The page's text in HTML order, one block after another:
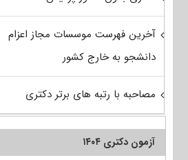
آخرین فهرست موسسات مجاز اعزام
دانشجو به خارج کشور
مصاحبه با رتبه های برتر دکتری
آزمون دکتری ۱۴۰۴